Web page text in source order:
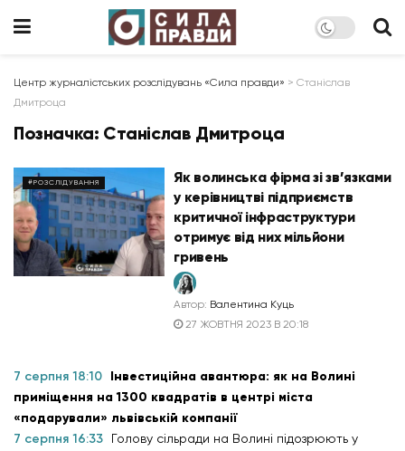
Центр журналістських розслідувань «Сила правди» > Станіслав
Дмитроца
Позначка: Станіслав Дмитроца
#РОЗСЛІДУВАННЯ
Як волинська фірма зі зв’язками
у керівництві підприємств
критичної інфраструктури
отримує від них мільйони
гривень
Автор: Валентина Куць
27 ЖОВТНЯ 2023 В 20:18
7 серпня 18:10 Інвестиційна авантюра: як на Волині
приміщення на 1300 квадратів в центрі міста
«подарували» львівській компанії
7 серпня 16:33
Голову сільради на Волині підозрюють у